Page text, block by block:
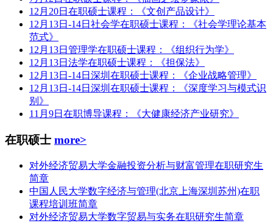
12月20日在职硕士课程：《文创产品设计》
12月13日-14日社会学在职硕士课程：《社会学理论基本
范式》
12月13日管理学在职硕士课程：《组织行为学》
12月13日法学在职硕士课程：《担保法》
12月13日-14日深圳在职硕士课程：《企业战略管理》
12月13日-14日深圳在职硕士课程：《深度学习与模式识
别》
11月9日在职博导课程：《大健康经济产业研究》
在职硕士 more>
对外经济贸易大学金融投资分析与财富管理在职研究生
简章
中国人民大学数字经济与管理(北京上海深圳苏州)在职
课程培训班简章
对外经济贸易大学数字贸易与实务在职研究生简章